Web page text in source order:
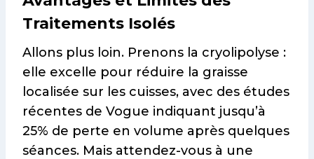
Traitements Isolés
Allons plus loin. Prenons la cryolipolyse :
elle excelle pour réduire la graisse
localisée sur les cuisses, avec des études
récentes de Vogue indiquant jusqu’à
25% de perte en volume après quelques
séances. Mais attendez-vous à une